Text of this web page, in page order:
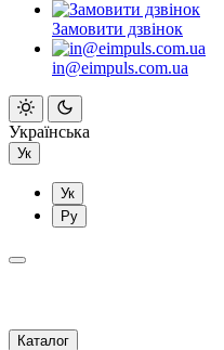
Замовити дзвінок
in@eimpuls.com.ua
Українська
Ук
Ук
Ру
Каталог